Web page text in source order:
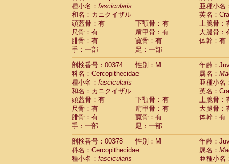
種小名： fascicularis
亜種小名
和名：カニクイザル
英名：
頭蓋骨：有
下顎骨：有
上腕骨：
尺骨：有
肩甲骨：有
大腿骨：
腓骨：有
寛骨：有
体幹：有
手：一部
足：一部
剖検番号：00374
性別：M
年齢：
科名：Cercopithecidae
属名：
種小名： fascicularis
亜種小名
和名：カニクイザル
英名：
頭蓋骨：有
下顎骨：有
上腕骨：
尺骨：有
肩甲骨：有
大腿骨：
腓骨：有
寛骨：有
体幹：有
手：一部
足：一部
剖検番号：00378
性別：M
年齢：
科名：Cercopithecidae
属名：
種小名： fascicularis
亜種小名